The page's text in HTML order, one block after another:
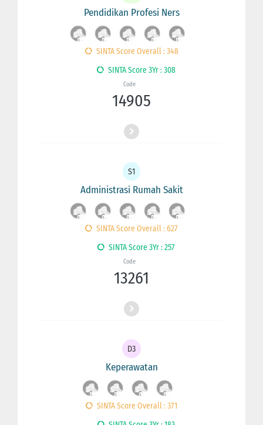
Pendidikan Profesi Ners
SINTA Score Overall : 348
SINTA Score 3Yr : 308
Code
14905
S1
Administrasi Rumah Sakit
SINTA Score Overall : 627
SINTA Score 3Yr : 257
Code
13261
D3
Keperawatan
SINTA Score Overall : 371